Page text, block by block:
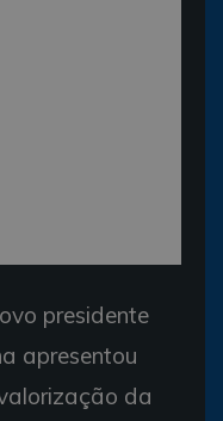
presidente
apresentou
da